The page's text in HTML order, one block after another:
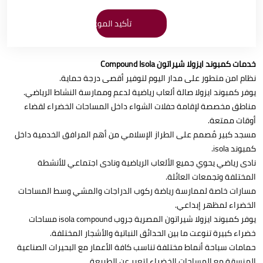
خدمات كمبوند ايزولا شيراتون Compound Isola
نظام امن متطور على مدار اليوم لتوفير أقصى درجة حماية.
يوفر كمبوند ايزولا صالة ألعاب رياضية لدعم وممارسة النشاط الرياضي.
مناطق مخصصة لإقامة حفلات الشواء داخل المساحات الخضراء لقضاء
أوقات ممتعة.
مسجد كبير مُصمم على الطراز الإسلامي من أهم المرافق الخدمية داخل
كمبوند isola.
نادى رياضي يحوي جميع الألعاب الرياضية ونادى اجتماعي للأنشطة
المختلفة وتجمعات العائلة.
مسارات خاصة لممارسة رياضة ركوب الدراجات والمشي وسط المساحات
الخضراء لمظهر إبداعي.
يوفر كمبوند ايزولا شيراتون المصرية جروب isola compound مساحات
خضراء كبيرة تنوعت ما بين الحدائق النباتية والأشجار المختلفة.
حمامات سباحة أنماط مختلفة تناسب كافة الأعمار مع البحيرات الصناعية